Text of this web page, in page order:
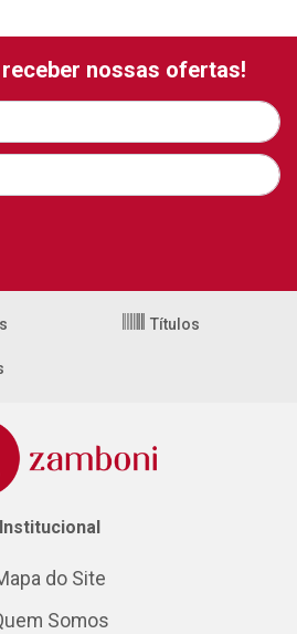
nossas ofertas!
Títulos
Institucional
do Site
Somos